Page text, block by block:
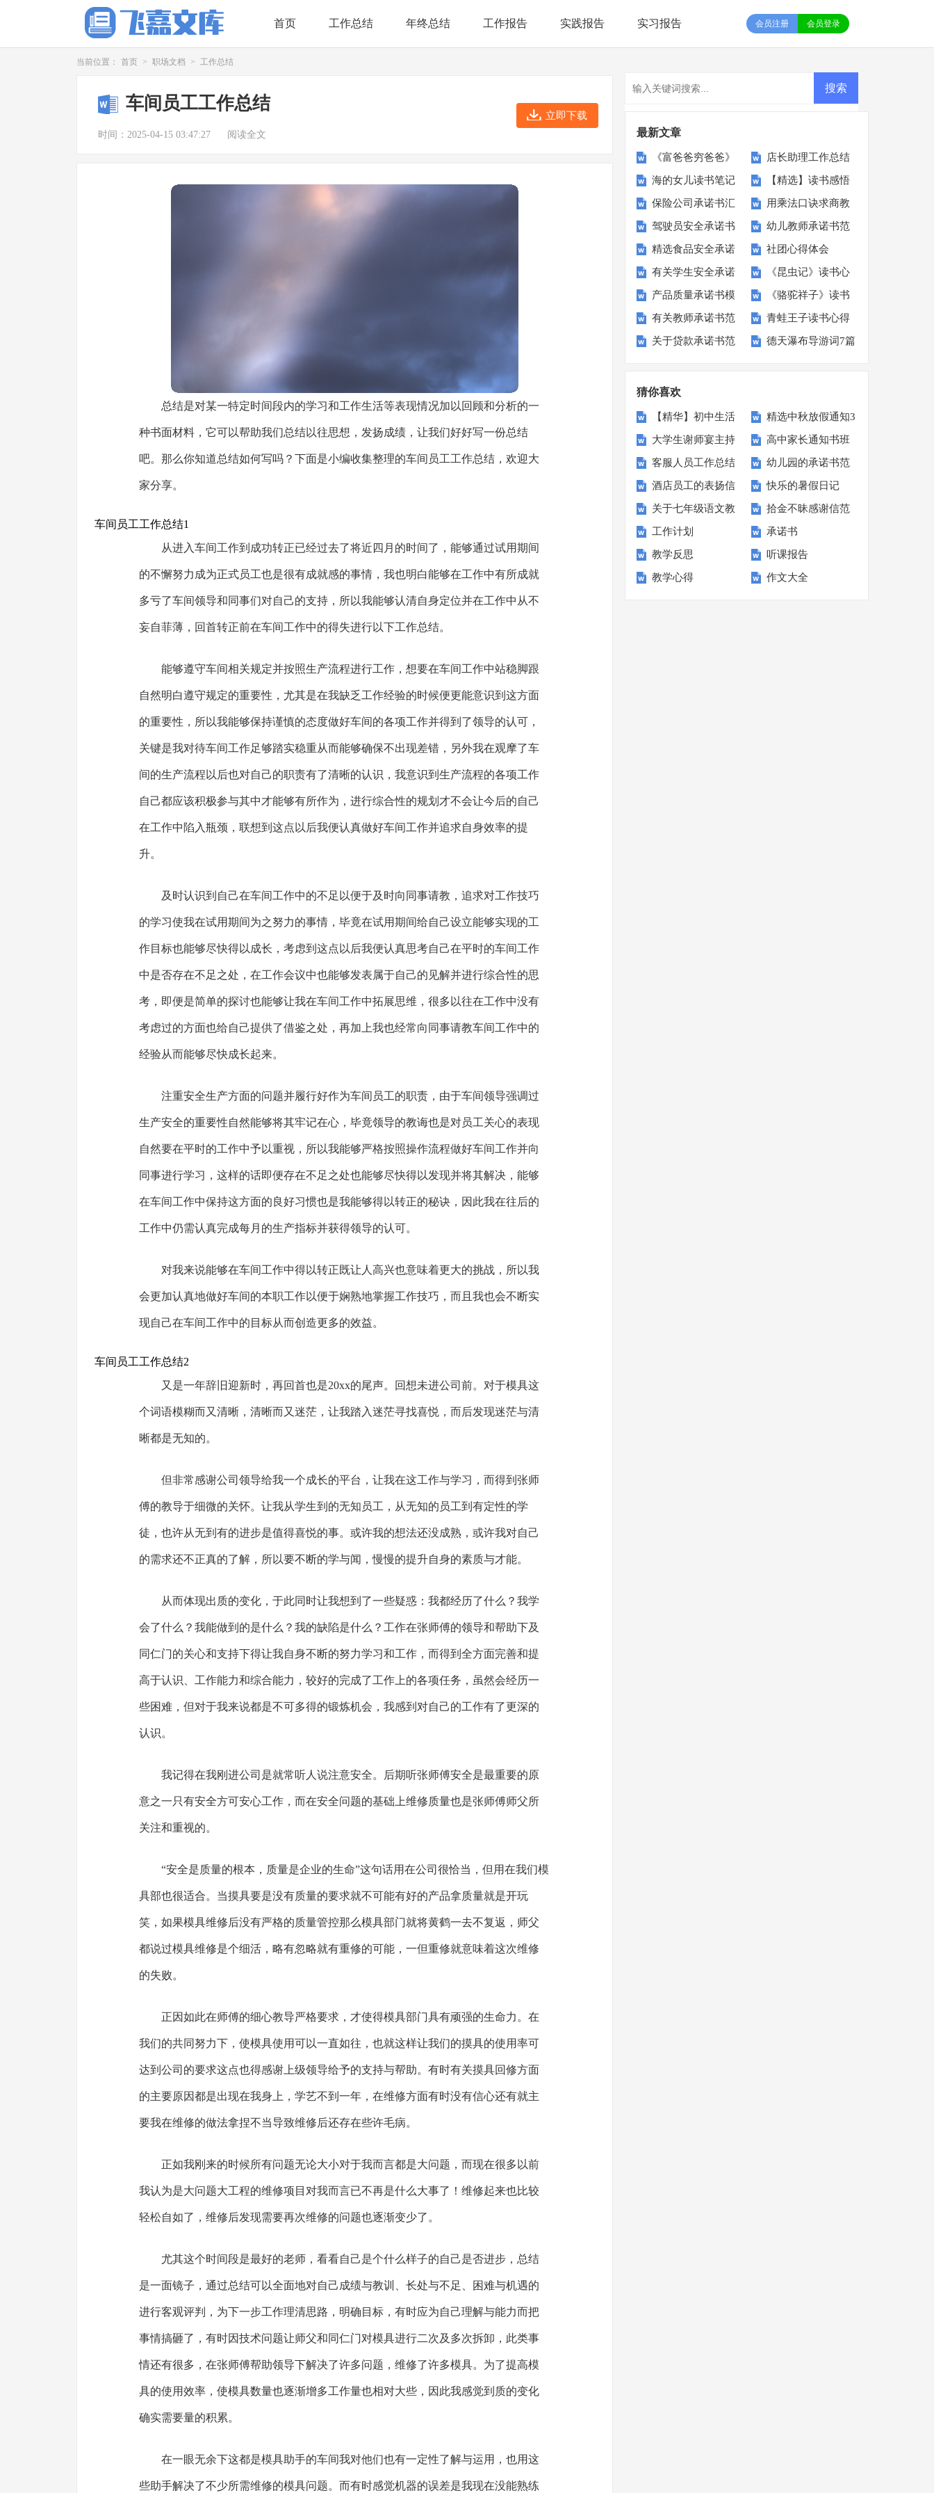
首页 工作总结 年终总结 工作报告 实践报告 实习报告 会员登录
会员注册
当前位置： 首页 > 职场文档 > 工作总结
车间员工工作总结
时间：2025-04-15 03:47:27 阅读全文
立即下载
总结是对某一特定时间段内的学习和工作生活等表现情况加以回顾和分析的一
种书面材料，它可以帮助我们总结以往思想，发扬成绩，让我们好好写一份总结
吧。那么你知道总结如何写吗？下面是小编收集整理的车间员工工作总结，欢迎大
家分享。
车间员工工作总结1
从进入车间工作到成功转正已经过去了将近四月的时间了，能够通过试用期间
的不懈努力成为正式员工也是很有成就感的事情，我也明白能够在工作中有所成就
多亏了车间领导和同事们对自己的支持，所以我能够认清自身定位并在工作中从不
妄自菲薄，回首转正前在车间工作中的得失进行以下工作总结。
能够遵守车间相关规定并按照生产流程进行工作，想要在车间工作中站稳脚跟
自然明白遵守规定的重要性，尤其是在我缺乏工作经验的时候便更能意识到这方面
的重要性，所以我能够保持谨慎的态度做好车间的各项工作并得到了领导的认可，
关键是我对待车间工作足够踏实稳重从而能够确保不出现差错，另外我在观摩了车
间的生产流程以后也对自己的职责有了清晰的认识，我意识到生产流程的各项工作
自己都应该积极参与其中才能够有所作为，进行综合性的规划才不会让今后的自己
在工作中陷入瓶颈，联想到这点以后我便认真做好车间工作并追求自身效率的提
升。
及时认识到自己在车间工作中的不足以便于及时向同事请教，追求对工作技巧
的学习使我在试用期间为之努力的事情，毕竟在试用期间给自己设立能够实现的工
作目标也能够尽快得以成长，考虑到这点以后我便认真思考自己在平时的车间工作
中是否存在不足之处，在工作会议中也能够发表属于自己的见解并进行综合性的思
考，即便是简单的探讨也能够让我在车间工作中拓展思维，很多以往在工作中没有
考虑过的方面也给自己提供了借鉴之处，再加上我也经常向同事请教车间工作中的
经验从而能够尽快成长起来。
注重安全生产方面的问题并履行好作为车间员工的职责，由于车间领导强调过
生产安全的重要性自然能够将其牢记在心，毕竟领导的教诲也是对员工关心的表现
自然要在平时的工作中予以重视，所以我能够严格按照操作流程做好车间工作并向
同事进行学习，这样的话即便存在不足之处也能够尽快得以发现并将其解决，能够
在车间工作中保持这方面的良好习惯也是我能够得以转正的秘诀，因此我在往后的
工作中仍需认真完成每月的生产指标并获得领导的认可。
对我来说能够在车间工作中得以转正既让人高兴也意味着更大的挑战，所以我
会更加认真地做好车间的本职工作以便于娴熟地掌握工作技巧，而且我也会不断实
现自己在车间工作中的目标从而创造更多的效益。
车间员工工作总结2
又是一年辞旧迎新时，再回首也是20xx的尾声。回想未进公司前。对于模具这
个词语模糊而又清晰，清晰而又迷茫，让我踏入迷茫寻找喜悦，而后发现迷茫与清
晰都是无知的。
但非常感谢公司领导给我一个成长的平台，让我在这工作与学习，而得到张师
傅的教导于细微的关怀。让我从学生到的无知员工，从无知的员工到有定性的学
徒，也许从无到有的进步是值得喜悦的事。或许我的想法还没成熟，或许我对自己
的需求还不正真的了解，所以要不断的学与闻，慢慢的提升自身的素质与才能。
从而体现出质的变化，于此同时让我想到了一些疑惑：我都经历了什么？我学
会了什么？我能做到的是什么？我的缺陷是什么？工作在张师傅的领导和帮助下及
同仁门的关心和支持下得让我自身不断的努力学习和工作，而得到全方面完善和提
高于认识、工作能力和综合能力，较好的完成了工作上的各项任务，虽然会经历一
些困难，但对于我来说都是不可多得的锻炼机会，我感到对自己的工作有了更深的
认识。
我记得在我刚进公司是就常听人说注意安全。后期听张师傅安全是最重要的原
意之一只有安全方可安心工作，而在安全问题的基础上维修质量也是张师傅师父所
关注和重视的。
“安全是质量的根本，质量是企业的生命”这句话用在公司很恰当，但用在我们模
具部也很适合。当摸具要是没有质量的要求就不可能有好的产品拿质量就是开玩
笑，如果模具维修后没有严格的质量管控那么模具部门就将黄鹤一去不复返，师父
都说过模具维修是个细活，略有忽略就有重修的可能，一但重修就意味着这次维修
的失败。
正因如此在师傅的细心教导严格要求，才使得模具部门具有顽强的生命力。在
我们的共同努力下，使模具使用可以一直如往，也就这样让我们的摸具的使用率可
达到公司的要求这点也得感谢上级领导给予的支持与帮助。有时有关摸具回修方面
的主要原因都是出现在我身上，学艺不到一年，在维修方面有时没有信心还有就主
要我在维修的做法拿捏不当导致维修后还存在些许毛病。
正如我刚来的时候所有问题无论大小对于我而言都是大问题，而现在很多以前
我认为是大问题大工程的维修项目对我而言已不再是什么大事了！维修起来也比较
轻松自如了，维修后发现需要再次维修的问题也逐渐变少了。
尤其这个时间段是最好的老师，看看自己是个什么样子的自己是否进步，总结
是一面镜子，通过总结可以全面地对自己成绩与教训、长处与不足、困难与机遇的
进行客观评判，为下一步工作理清思路，明确目标，有时应为自己理解与能力而把
事情搞砸了，有时因技术问题让师父和同仁门对模具进行二次及多次拆卸，此类事
情还有很多，在张师傅帮助领导下解决了许多问题，维修了许多模具。为了提高模
具的使用效率，使模具数量也逐渐增多工作量也相对大些，因此我感觉到质的变化
确实需要量的积累。
在一眼无余下这都是模具助手的车间我对他们也有一定性了解与运用，也用这
些助手解决了不少所需维修的模具问题。而有时感觉机器的误差是我现在没能熟练
最新文章
《富爸爸穷爸爸》
读书心得
店长助理工作总结
海的女儿读书笔记
15篇
【精选】读书感悟
的作文6篇
保险公司承诺书汇
编15篇
用乘法口诀求商教
学反思
驾驶员安全承诺书
范文集锦9篇
幼儿教师承诺书范
文汇总五篇
精选食品安全承诺
书模板锦集七篇
社团心得体会
有关学生安全承诺
书模板集合十篇
《昆虫记》读书心
得通用15篇
产品质量承诺书模
板汇编6篇
《骆驼祥子》读书
笔记(15篇)
有关教师承诺书范
文汇总10篇
青蛙王子读书心得
关于贷款承诺书范 德天瀑布导游词7篇
猜你喜欢
【精华】初中生活
的作文600字汇总
10篇
精选中秋放假通知3
篇
大学生谢师宴主持
词
高中家长通知书班
主任评语
客服人员工作总结 幼儿园的承诺书范
文合集七篇
酒店员工的表扬信
(15篇)
快乐的暑假日记
关于七年级语文教
学计划八篇
拾金不昧感谢信范
文集合8篇
工作计划 承诺书
教学反思 听课报告
教学心得 作文大全